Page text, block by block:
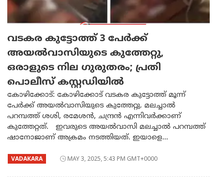
വടകര കുട്ടോത്ത് 3 പേർക്ക്
അയൽവാസിയുടെ കുത്തേറ്റു,
ഒരാളുടെ നില ഗുരുതരം; പ്രതി
പൊലീസ് കസ്റ്റഡിയിൽ
കോഴിക്കോട്: കോഴിക്കോട് വടകര കുട്ടോത്ത് മൂന്ന്
പേർക്ക് അയൽവാസിയുടെ കുത്തേറ്റു. മലച്ചാൽ
പറമ്പത്ത് ശശി, രമേശൻ, ചന്ദ്രൻ എന്നിവര്‍ക്കാണ്
കുത്തേറ്റത്. ഇവരുടെ അയൽവാസി മലച്ചാൽ പറമ്പത്ത്
ഷാനോജാണ് അക്രമം നടത്തിയത്. ഇയാളെ...
VADAKARA MAY 3, 2025, 5:43 PM GMT+0000